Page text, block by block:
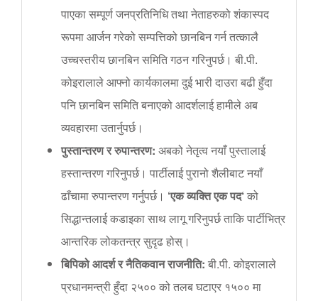
पाएका सम्पूर्ण जनप्रतिनिधि तथा नेताहरुको शंकास्पद
रूपमा आर्जन गरेको सम्पत्तिको छानबिन गर्न तत्कालै
उच्चस्तरीय छानबिन समिति गठन गरिनुपर्छ। बी.पी.
कोइरालाले आफ्नो कार्यकालमा दुई भारी दाउरा बढी हुँदा
पनि छानबिन समिति बनाएको आदर्शलाई हामीले अब
व्यवहारमा उतार्नुपर्छ।
पुस्तान्तरणररुपान्तरण: अबको नेतृत्व नयाँ पुस्तालाई
हस्तान्तरण गरिनुपर्छ। पार्टीलाई पुरानो शैलीबाट नयाँ
ढाँचामा रुपान्तरण गर्नुपर्छ। ‘एकव्यक्तिएकपद‘को
सिद्धान्तलाई कडाइका साथ लागू गरिनुपर्छ ताकि पार्टीभित्र
आन्तरिक लोकतन्त्र सुदृढ होस्।
बिपिकोआदर्शरनैतिकवानराजनीति: बी.पी. कोइरालाले
प्रधानमन्त्री हुँदा २५०० को तलब घटाएर १५०० मा